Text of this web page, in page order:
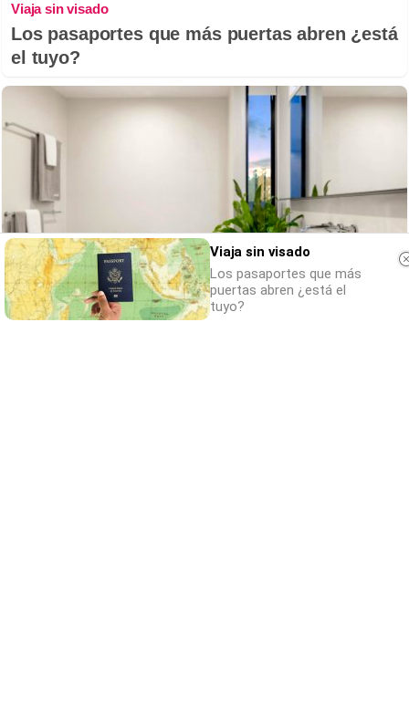
Viaja sin visado
Los pasaportes que más puertas abren ¿está
el tuyo?
Viaja sin visado
Los pasaportes que más
puertas abren ¿está el
tuyo?